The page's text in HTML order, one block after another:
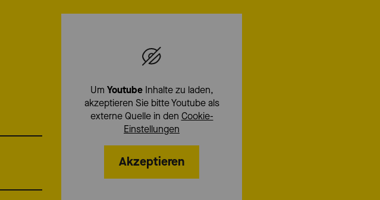
Um YoutubeInhalte zu laden,
akzeptieren Sie bitte Youtube als
externe Quelle in den Cookie-
Einstellungen
Akzeptieren